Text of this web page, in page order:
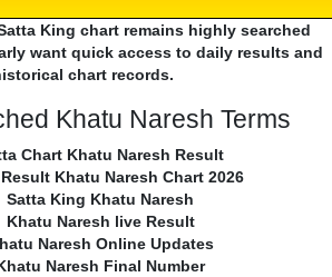
King chart remains highly searched
want quick access to daily results and
chart records.
Khatu Naresh Terms
Chart Khatu Naresh Result
Khatu Naresh Chart 2026
Satta King Khatu Naresh
Khatu Naresh live Result
Naresh Online Updates
Naresh Final Number